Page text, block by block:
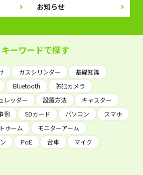
お知らせ
ーワードで探す
ガスシリンダー
基礎知識
Bluetooth
防犯カメラ
レッダー 設置方法
キャスター
例 SDカード パソコン
スマホ
ホーム
モニターアーム
PoE 台車
マイク